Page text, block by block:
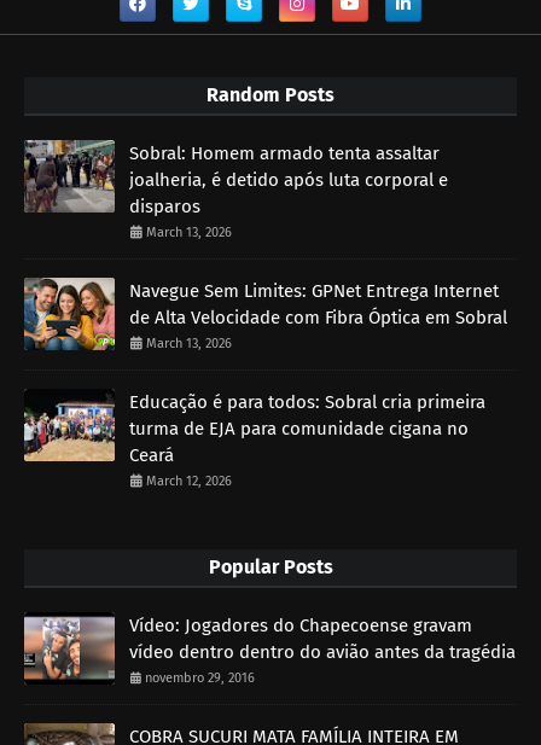
Random Posts
Sobral: Homem armado tenta assaltar
joalheria, é detido após luta corporal e
disparos
March 13, 2026
Navegue Sem Limites: GPNet Entrega Internet
de Alta Velocidade com Fibra Óptica em Sobral
March 13, 2026
Educação é para todos: Sobral cria primeira
turma de EJA para comunidade cigana no
Ceará
March 12, 2026
Popular Posts
Vídeo: Jogadores do Chapecoense gravam
vídeo dentro dentro do avião antes da tragédia
novembro 29, 2016
COBRA SUCURI MATA FAMÍLIA INTEIRA EM